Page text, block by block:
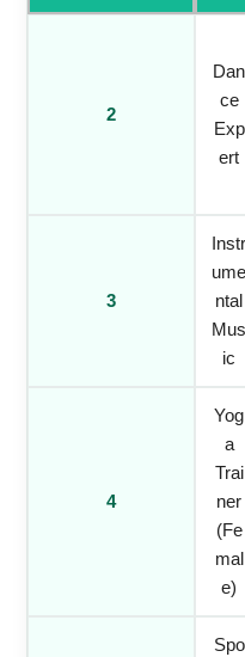
2
Dan
Ce
Exp
Ert
3
Instr
Ume
Ntal
Mus
Ic
4
Yog
A
Trai
Ner
(Fe
Mal
E)
Spo